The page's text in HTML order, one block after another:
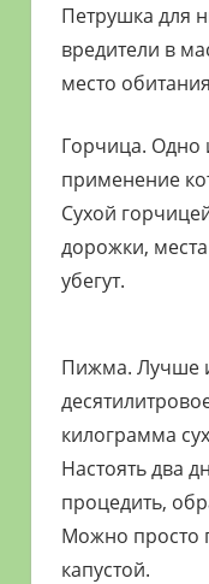
Петрушка для
вредители в
место
Горчица. Одно
применение
Сухой
дорожки,
убегут.
Пижма. Лучше
килограмма
Настоять два
процедить,
Можно просто
капустой.